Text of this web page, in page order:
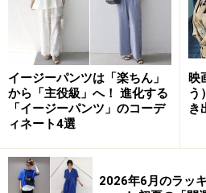
介しましょう。
最近、こういう色に目がい
代、九州地方、会社員）
生命力を感じるから。スニ
イージーパンツは「楽ちん」
から「主役級」へ！ 進化する
「イージーパンツ」のコーデ
ィネート4選
映
う
き
2026年6月のラッ